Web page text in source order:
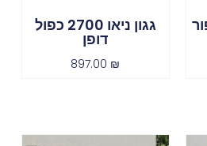
גגון ניאו 2700 כפול
דופן
897.00 ₪